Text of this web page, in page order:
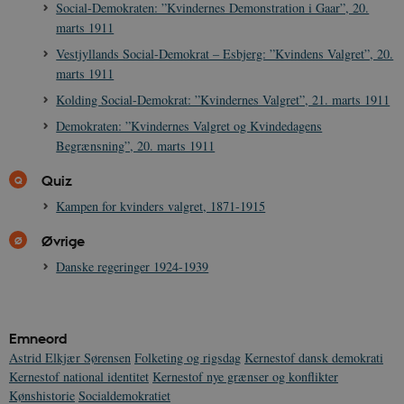
Social-Demokraten: ”Kvindernes Demonstration i Gaar”, 20.
marts 1911
Vestjyllands Social-Demokrat – Esbjerg: ”Kvindens Valgret”, 20.
marts 1911
Kolding Social-Demokrat: ”Kvindernes Valgret”, 21. marts 1911
Demokraten: ”Kvindernes Valgret og Kvindedagens
Begrænsning”, 20. marts 1911
Quiz
Kampen for kvinders valgret, 1871-1915
Øvrige
Danske regeringer 1924-1939
Emneord
Astrid Elkjær Sørensen Folketing og rigsdag Kernestof dansk demokrati
Kernestof national identitet Kernestof nye grænser og konflikter
Kønshistorie Socialdemokratiet
sp_t
.spotify.com
sp_landing
Spotify Inc.
JSESSIONID
Oracle Corporation
CookieScriptConsent